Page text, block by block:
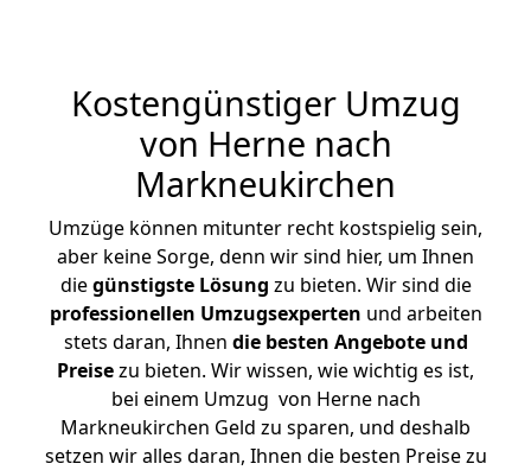
Kostengünstiger Umzug
von Herne nach
Markneukirchen
Umzüge können mitunter recht kostspielig sein,
aber keine Sorge, denn wir sind hier, um Ihnen
diegünstigste Lösung zu bieten. Wir sind die
professionellen Umzugsexperten und arbeiten
stets daran, Ihnen die besten Angebote und
Preisezu bieten. Wir wissen, wie wichtig es ist,
bei einem Umzug von Herne nach
Markneukirchen Geld zu sparen, und deshalb
setzen wir alles daran, Ihnen die besten Preise zu